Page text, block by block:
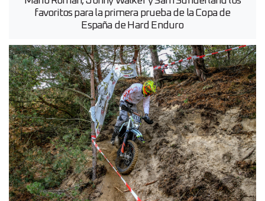
favoritos para la primera prueba de la Copa de
España de Hard Enduro